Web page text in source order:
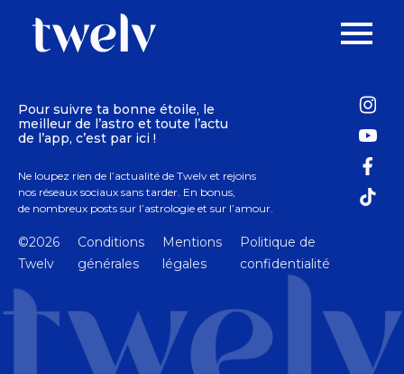
Pour suivre ta bonne étoile, le
meilleur de l’astro et toute l’actu
de l’app, c’est par ici !
Ne loupez rien de l’actualité de Twelv et rejoins
nos réseaux sociaux sans tarder. En bonus,
de nombreux posts sur l’astrologie et sur l’amour.
©2026
Twelv
Conditions
générales
Mentions
légales
Politique de
confidentialité